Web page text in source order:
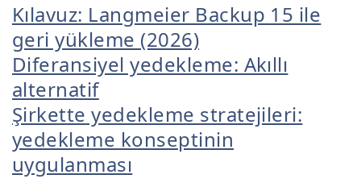
Kılavuz: Langmeier Backup 15 ile
geri yükleme (2026)
Diferansiyel yedekleme: Akıllı
alternatif
Şirkette yedekleme stratejileri:
yedekleme konseptinin
uygulanması